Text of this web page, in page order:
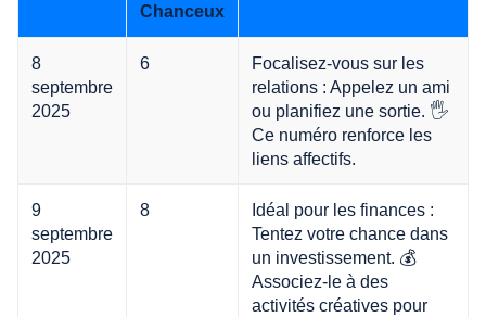
Chanceux
8
septembre
2025
6
Focalisez-vous sur les
relations : Appelez un ami
ou planifiez une sortie. 🖐️
Ce numéro renforce les
liens affectifs.
9
septembre
2025
8
Idéal pour les finances :
Tentez votre chance dans
un investissement. 💰
Associez-le à des
activités créatives pour